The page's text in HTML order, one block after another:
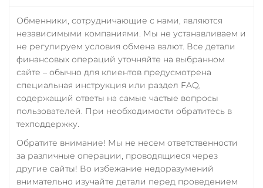
Обменники, сотрудничающие с нами, являются
независимыми компаниями. Мы не устанавливаем и
не регулируем условия обмена валют. Все детали
финансовых операций уточняйте на выбранном
сайте – обычно для клиентов предусмотрена
специальная инструкция или раздел FAQ,
содержащий ответы на самые частые вопросы
пользователей. При необходимости обратитесь в
техподдержку.
Обратите внимание! Мы не несем ответственности
за различные операции, проводящиеся через
другие сайты! Во избежание недоразумений
внимательно изучайте детали перед проведением